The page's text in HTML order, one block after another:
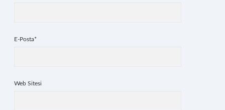
E-Posta*
Web Sitesi